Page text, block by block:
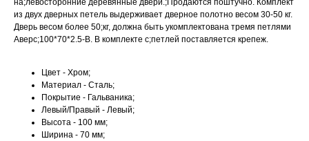
на;левосторонние деревянные двери.;Продаются поштучно. Комплект
из двух дверных петель выдерживает дверное полотно весом 30-50 кг.
Дверь весом более 50;кг, должна быть укомплектована тремя петлями
Аверс;100*70*2.5-B. В комплекте с;петлей поставляется крепеж.
Цвет - Хром;
Материал - Сталь;
Покрытие - Гальваника;
Левый/Правый - Левый;
Высота - 100 мм;
Ширина - 70 мм;